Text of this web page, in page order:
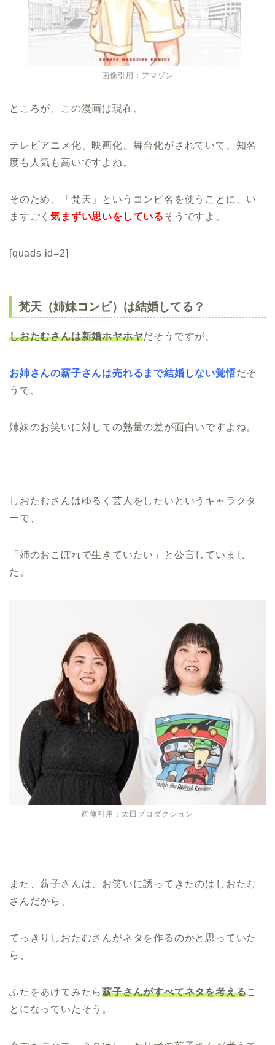
画像引用：アマゾン
ところが、この漫画は現在、
テレビアニメ化、映画化、舞台化がされていて、知名
度も人気も高いですよね。
そのため、「梵天」というコンビ名を使うことに、い
ますごく気まずい思いをしているそうですよ。
[quads id=2]
梵天（姉妹コンビ）は結婚してる？
しおたむさんは新婚ホヤホヤだそうですが、
お姉さんの薪子さんは売れるまで結婚しない覚悟だそ
うで、
姉妹のお笑いに対しての熱量の差が面白いですよね。
しおたむさんはゆるく芸人をしたいというキャラクタ
ーで、
「姉のおこぼれで生きていたい」と公言していまし
た。
画像引用：太田プロダクション
また、薪子さんは、お笑いに誘ってきたのはしおたむ
さんだから、
てっきりしおたむさんがネタを作るのかと思っていた
ら、
ふたをあけてみたら薪子さんがすべてネタを考えるこ
とになっていたそう。